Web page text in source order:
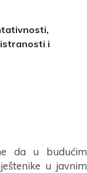
i
da u budućim
u javnim